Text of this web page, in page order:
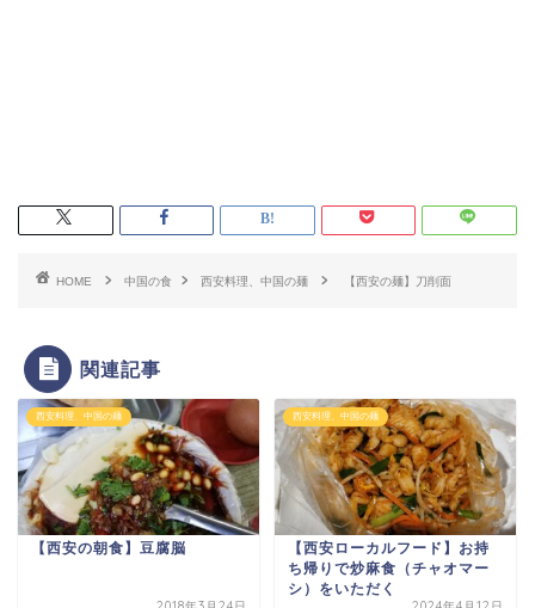
HOME 中国の食 西安料理、中国の麺 【西安の麺】刀削面
関連記事
西安料理、中国の麺
【西安の朝食】豆腐脳
西安料理、中国の麺
【西安ローカルフード】お持
ち帰りで炒麻食（チャオマー
シ）をいただく